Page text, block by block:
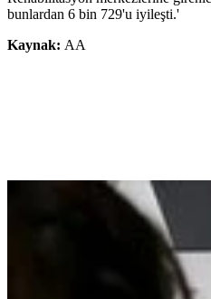
bunlardan 6 bin 729'u iyileşti.'
Kaynak: AA